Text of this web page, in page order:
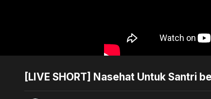
[LIVE SHORT] Nasehat Untuk Santri